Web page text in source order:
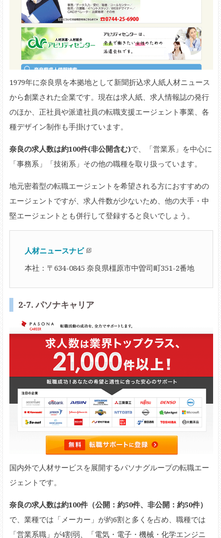
1979年に奈良県を本拠地として新聞折込求人紙人材ニュース
から創業された企業です。現在は求人紙、求人情報誌の発行
のほか、正社員や派遣社員の転職支援エージェント事業、各
種デザイン制作も手掛けています。
奈良の求人数は約100件(非公開含む)で、「営業系」を中心に
「事務系」「技術系」その他の職種を取り扱っています。
地元密着型の転職エージェントを希望される方におすすめの
エージェントですが、求人件数が少ないため、他の大手・中
堅エージェントとも併行して登録すると良いでしょう。
人材ニュースナビ
本社：〒634-0845 奈良県橿原市中曽司町351-2番地
2-7. パソナキャリア
国内外で人材サービスを展開するパソナグループの転職エー
ジェントです。
奈良の求人数は約100件（公開：約50件、非公開：約50件）
で、業種では「メーカー」が約6割と多くを占め、職種では
「営業系職」が4割弱、「電気・電子・機械・化学エンジニ